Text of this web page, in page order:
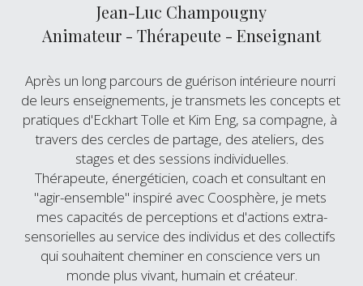
Jean-Luc Champougny
Animateur - Thérapeute - Enseignant
Après un long parcours de guérison intérieure nourri
de leurs enseignements, je transmets les concepts et
pratiques d'Eckhart Tolle et Kim Eng, sa compagne, à
travers des cercles de partage, des ateliers, des
stages et des sessions individuelles.
Thérapeute, énergéticien, coach et consultant en
"agir-ensemble" inspiré avec Coosphère, je mets
mes capacités de perceptions et d'actions extra-
sensorielles au service des individus et des collectifs
qui souhaitent cheminer en conscience vers un
monde plus vivant, humain et créateur.